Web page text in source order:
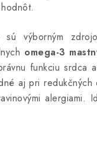
výborným
omega-3
funkciu srdca
aj pri
alergiami.